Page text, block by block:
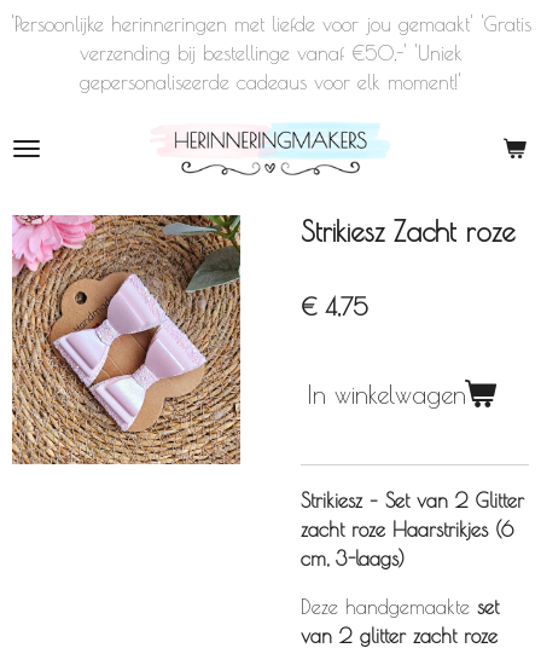
Ga
hoofdinhoud
'Persoonlijke herinneringen met liefde voor jou gemaakt' 'Gratis
verzending bij bestellinge vanaf €50,-' 'Uniek
gepersonaliseerde cadeaus voor elk moment!'
Strikiesz Zacht roze
€ 4,75
In winkelwagen
Strikiesz – Set van 2 Glitter
zacht roze Haarstrikjes (6
cm, 3-laags)
Deze handgemaakte set
van 2 glitter zacht roze